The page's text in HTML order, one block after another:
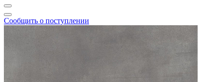
Сообщить о поступлении